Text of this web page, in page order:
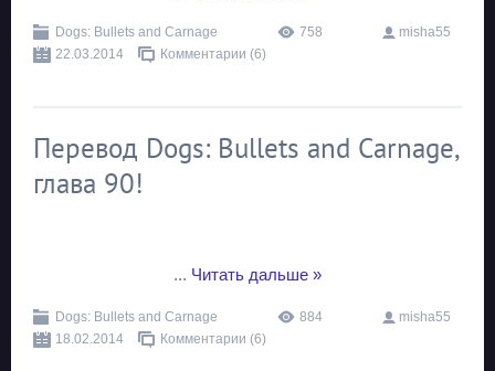
Dogs: Bullets and Carnage 758
misha55
22.03.2014
Комментарии (6)
Перевод Dogs: Bullets and Carnage,
глава 90!
... Читать дальше »
Dogs: Bullets and Carnage 884
misha55
18.02.2014
Комментарии (6)